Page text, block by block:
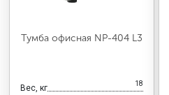
Тумба офисная NP-404 L3
Вес, кг 18